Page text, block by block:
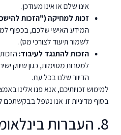
אינו שלם או אינו מעודכן.
זכות למחיקה ("הזכות
המידע האישי שלכם, בכפוף
לשמור תיעוד לצורכי מס).
הזכות להתנגד לעיבוד:
למטרות מסוימות, כגון שיווק
הדיוור שלנו בכל עת.
למימוש זכויותיכם, אנא פנו אלינו
בסוף מדיניות זו. אנו נטפל בבקשתכם
8. העברות בינלאומיות של מידע